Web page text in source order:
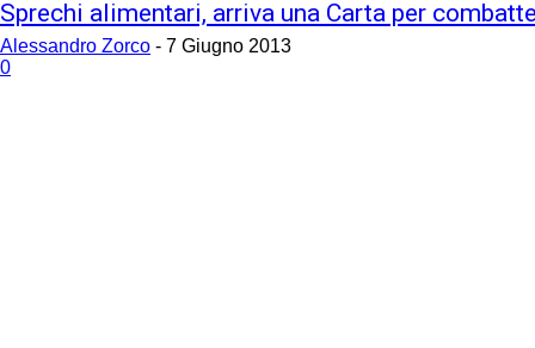
Sprechi alimentari, arriva una Carta per
Alessandro Zorco - 7 Giugno 2013
0